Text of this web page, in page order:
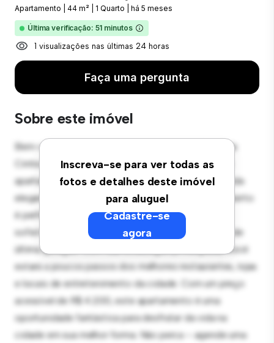
Apartamento 44 m² 1 Quarto há 5 meses
Última verificação: 51 minutos
1 visualizações nas últimas 24 horas
Faça uma pergunta
Sobre este imóvel
Inscreva-se para ver todas as
fotos e detalhes deste imóvel
para aluguel
Cadastre-se
agora
Bem-vindo ao seu novo refúgio urbano em Rua Bela
Cintra - Consolação - SÃO PAULO! Este moderno
apartamento de 1 quartos oferece um espaço de vida
elegante e aconchegante. O layout em conceito aberto
é perfeito para receber convidados, e a cozinha
sofisticada está equipada com eletrodomésticos de
última geração. Com sua localização privilegiada, você
estará a poucos passos dos melhores restaurantes, lojas
e locais de entretenimento da cidade. Com um preço
acessível de R$ 4.200, este apartamento é uma
oportunidade fantástica para desfrutar da vida na
cidade em sua melhor forma. Não perca – agende uma